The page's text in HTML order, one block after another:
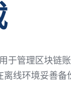
管理区块链账
线环境妥善备